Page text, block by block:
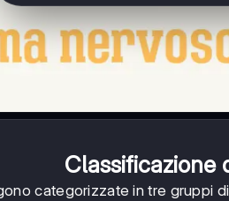
Classificazione
categorizzate in tre gruppi